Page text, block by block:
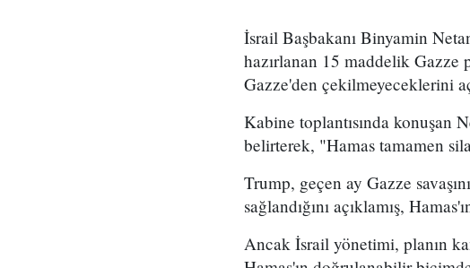
İsrail Başbakanı Binyamin
hazırlanan 15 maddelik Gazze
Gazze'den çekilmeyeceklerini
Kabine toplantısında konuşan
belirterek, "Hamas tamamen
Trump, geçen ay Gazze
sağlandığını açıklamış,
Ancak İsrail yönetimi, planın